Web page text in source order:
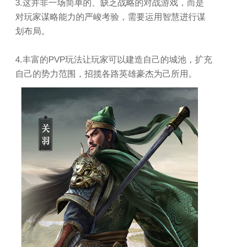
3.这并非一场简单的、缺乏战略的对战游戏，而是
对玩家谋略能力的严峻考验，需要运用智慧进行谋
划布局。
4.丰富的PVP玩法让玩家可以建造自己的城池，扩充
自己的势力范围，招揽各路英雄豪杰为己所用。